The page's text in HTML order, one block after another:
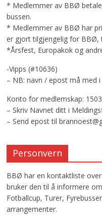
* Medlemmer av BBØ
bussen.
* Medlemmer av BBØ har
er gjort tilgjengelig for BBØ,
*Årsfest, Europakok og
-Vipps (#10636)
– NB: navn / epost må med
Konto for medlemskap:
– Skriv Navnet ditt i
– Send epost til
Personvern
BBØ har en kontaktliste
bruker den til å informere
Fotballcup, Turer,
arrangementer.